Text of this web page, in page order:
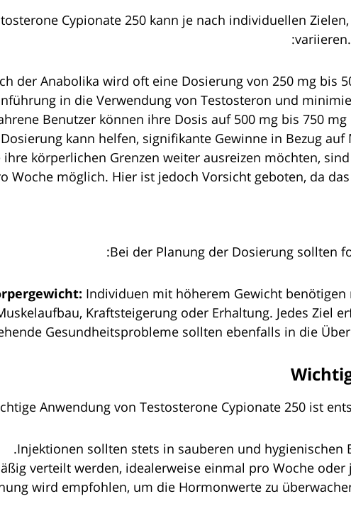
Cypionate 250 kann je nach individuellen
der Anabolika wird oft eine Dosierung von 250 mg bis
in die Verwendung von Testosteron und
Benutzer können ihre Dosis auf 500 mg bis 750
Dosierung kann helfen, signifikante Gewinne in Bezug auf
körperlichen Grenzen weiter ausreizen möchten,
Woche möglich. Hier ist jedoch Vorsicht geboten, da
Bei der Planung der Dosierung sollten
Individuen mit höherem Gewicht benötigen
Kraftsteigerung oder Erhaltung. Jedes Ziel
Gesundheitsprobleme sollten ebenfalls in die
Anwendung von Testosterone Cypionate 250 ist
Injektionen sollten stets in sauberen und hygienischen
verteilt werden, idealerweise einmal pro Woche
wird empfohlen, um die Hormonwerte zu